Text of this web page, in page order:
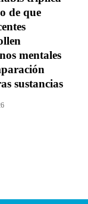
de que
mentales
sustancias